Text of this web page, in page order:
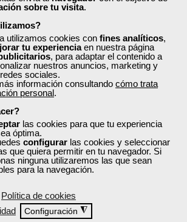
sobre tu visita.
utilizamos cookies con fines analíticos,
tu experienciaen nuestra página
, para adaptar el contenido a
nuestros anuncios, marketing y
sociales.
información consultando cómo trata
personal.
las cookies para que tu experiencia
óptima.
configurar las cookies y seleccionar
que quiera permitir en tu navegador. Si
ninguna utilizaremos las que sean
para la navegación.
Política de cookies
Configuración ◮
Comunicación
y Artes Gráficas.
Cursos Femxa
Creación de guiones
para la
comunicación en...
Curso Gratuito
30 horas
Online (toda España)
Ver curso